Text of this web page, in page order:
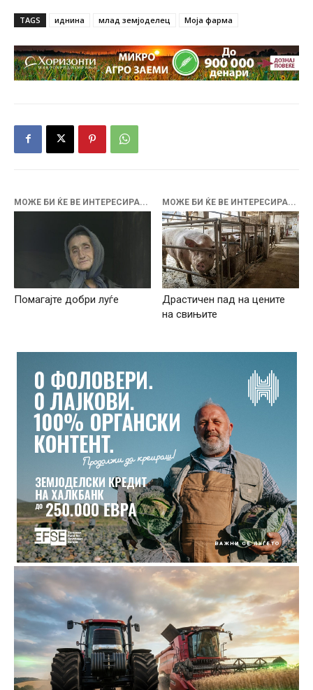
TAGS иднина млад земјоделец Моја фарма
МОЖЕ БИ ЌЕ ВЕ ИНТЕРЕСИРА...
Помагајте добри луѓе
МОЖЕ БИ ЌЕ ВЕ ИНТЕРЕСИРА...
Драстичен пад на цените
на свињите